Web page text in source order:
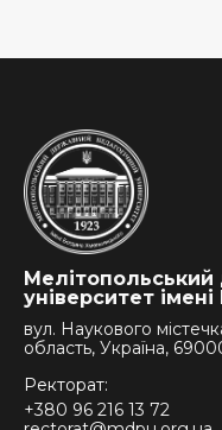
університет
вул. Наукового
область, Україна,
Ректорат:
+380 96 216 13 72